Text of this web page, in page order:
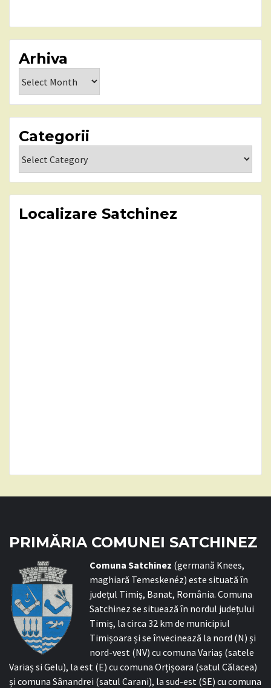
Arhiva
Categorii
Localizare Satchinez
PRIMĂRIA COMUNEI SATCHINEZ
Comuna Satchinez (germană Knees,
maghiară Temeskenéz) este situată în
județul Timiș, Banat, România. Comuna
Satchinez se situează în nordul județului
Timiș, la circa 32 km de municipiul
Timișoara și se învecinează la nord (N) și
nord-vest (NV) cu comuna Variaș (satele
Variaș si Gelu), la est (E) cu comuna Orțișoara (satul Călacea)
și comuna Sânandrei (satul Carani), la sud-est (SE) cu comuna